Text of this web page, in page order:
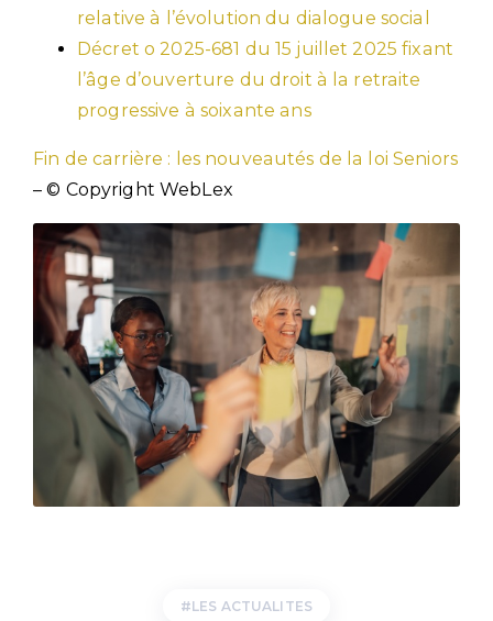
relative à l’évolution du dialogue social
Décret o 2025-681 du 15 juillet 2025 fixant
l’âge d’ouverture du droit à la retraite
progressive à soixante ans
Fin de carrière : les nouveautés de la loi Seniors
– © Copyright WebLex
LES ACTUALITES